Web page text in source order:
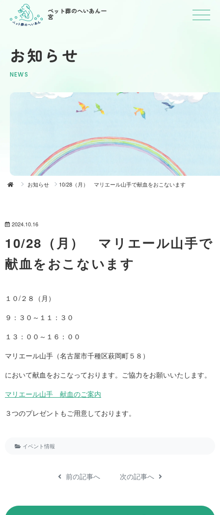
ペット葬のへいあん一
宮
お知らせ
NEWS
お知らせ 10/28（月） マリエール山手で献血をおこないます
2024.10.16
10/28（月） マリエール山手で
献血をおこないます
１０/２８（月）
９：３０～１１：３０
１３：００～１６：００
マリエール山手（名古屋市千種区萩岡町５８）
において献血をおこなっております。ご協力をお願いいたします。
マリエール山手 献血のご案内
３つのプレゼントもご用意しております。
イベント情報
前の記事へ 次の記事へ